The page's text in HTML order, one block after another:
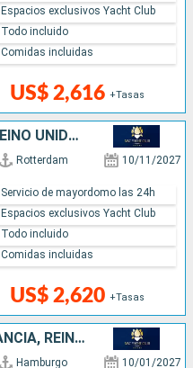
US$ 2,616 +Tasas
Espacios exclusivos Yacht Club
Todo incluido
Comidas incluidas
PAISES BAJOS, ALEMANIA, REINO UNIDO, FRANCIA
Rotterdam 10/11/2027
US$ 2,620 +Tasas
Servicio de mayordomo las 24h
Espacios exclusivos Yacht Club
Todo incluido
Comidas incluidas
BÉLGICA, PAISES BAJOS, FRANCIA, REINO UNIDO, ALEMANIA
Hamburgo 10/01/2027